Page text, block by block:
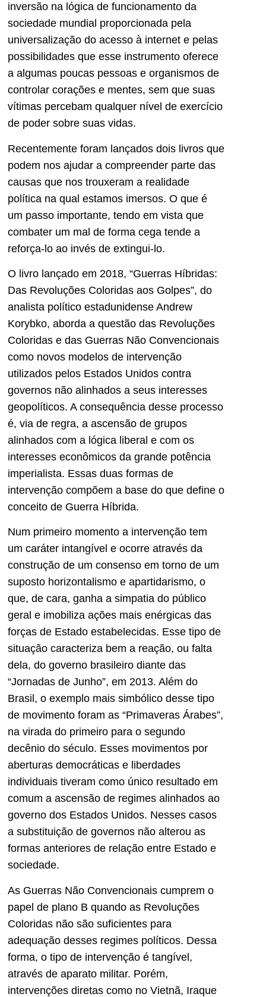
inversão na lógica de funcionamento da
sociedade mundial proporcionada pela
universalização do acesso à internet e pelas
possibilidades que esse instrumento oferece
a algumas poucas pessoas e organismos de
controlar corações e mentes, sem que suas
vítimas percebam qualquer nível de exercício
de poder sobre suas vidas.
Recentemente foram lançados dois livros que
podem nos ajudar a compreender parte das
causas que nos trouxeram a realidade
política na qual estamos imersos. O que é
um passo importante, tendo em vista que
combater um mal de forma cega tende a
reforça-lo ao invés de extingui-lo.
O livro lançado em 2018, “Guerras Híbridas:
Das Revoluções Coloridas aos Golpes”, do
analista político estadunidense Andrew
Korybko, aborda a questão das Revoluções
Coloridas e das Guerras Não Convencionais
como novos modelos de intervenção
utilizados pelos Estados Unidos contra
governos não alinhados a seus interesses
geopolíticos. A consequência desse processo
é, via de regra, a ascensão de grupos
alinhados com a lógica liberal e com os
interesses econômicos da grande potência
imperialista. Essas duas formas de
intervenção compõem a base do que define o
conceito de Guerra Híbrida.
Num primeiro momento a intervenção tem
um caráter intangível e ocorre através da
construção de um consenso em torno de um
suposto horizontalismo e apartidarismo, o
que, de cara, ganha a simpatia do público
geral e imobiliza ações mais enérgicas das
forças de Estado estabelecidas. Esse tipo de
situação caracteriza bem a reação, ou falta
dela, do governo brasileiro diante das
“Jornadas de Junho”, em 2013. Além do
Brasil, o exemplo mais simbólico desse tipo
de movimento foram as “Primaveras Árabes”,
na virada do primeiro para o segundo
decênio do século. Esses movimentos por
aberturas democráticas e liberdades
individuais tiveram como único resultado em
comum a ascensão de regimes alinhados ao
governo dos Estados Unidos. Nesses casos
a substituição de governos não alterou as
formas anteriores de relação entre Estado e
sociedade.
As Guerras Não Convencionais cumprem o
papel de plano B quando as Revoluções
Coloridas não são suficientes para
adequação desses regimes políticos. Dessa
forma, o tipo de intervenção é tangível,
através de aparato militar. Porém,
intervenções diretas como no Vietnã, Iraque